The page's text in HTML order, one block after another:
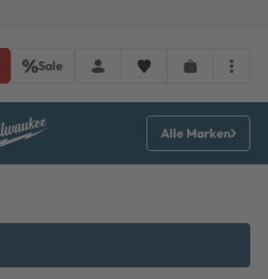
Sale
Alle Marken